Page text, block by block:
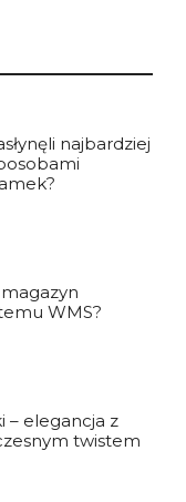
najbardziej
WMS?
– elegancja z
twistem